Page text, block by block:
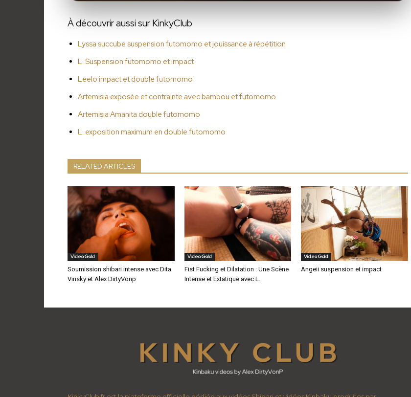
À découvrir aussi sur KinkyClub
Lyssa succube suspension futomomo et jouissance à répétition
L. Suspension futomomo et impact
Leelo impact et double futomomo
Artemisia exposée et contrainte avec bambou et futomomo
Artemisia Amanita double futomomo
L. exposition maximum en double futomomo
RELATED ARTICLES
Video Gold
Soumission shibari intense avec Dita
Vinsky et Alex DirtyVonp
Video Gold
Fist Fucking et Dilatation : Une Scène
Intense et Extatique avec L.
Video Gold
Angeii suspension et impact